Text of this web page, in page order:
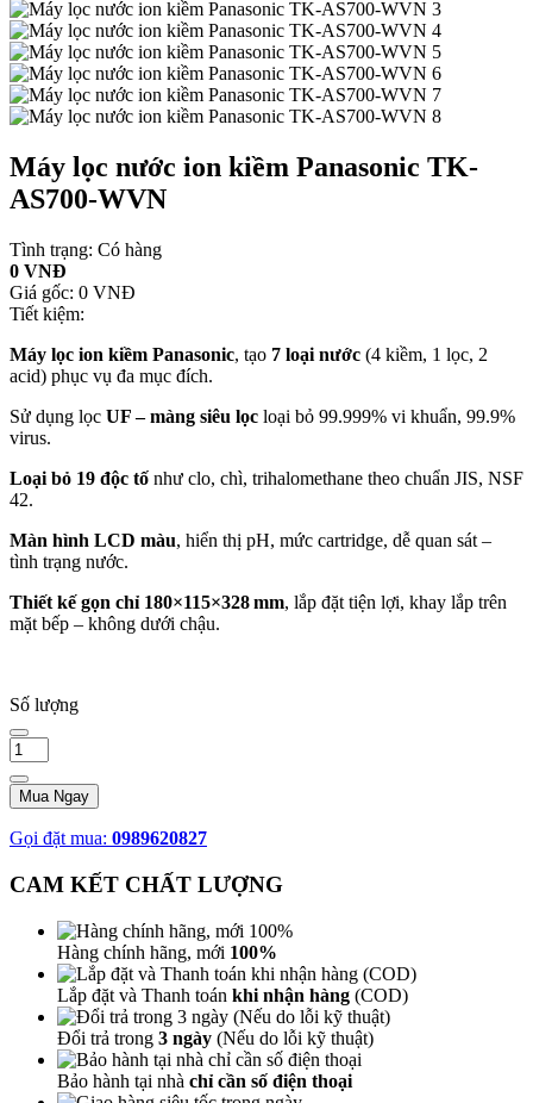
Máy lọc nước ion kiềm Panasonic TK-
AS700-WVN
Tình trạng: Có hàng
0 VNĐ
Giá gốc: 0 VNĐ
Tiết kiệm:
Máy lọc ion kiềm Panasonic, tạo 7 loại nước (4 kiềm, 1 lọc, 2
acid) phục vụ đa mục đích.
Sử dụng lọc UF – màng siêu lọc loại bỏ 99.999% vi khuẩn, 99.9%
virus.
Loại bỏ 19 độc tố như clo, chì, trihalomethane theo chuẩn JIS, NSF
42.
Màn hình LCD màu, hiển thị pH, mức cartridge, dễ quan sát –
tình trạng nước.
Thiết kế gọn chỉ 180×115×328 mm, lắp đặt tiện lợi, khay lắp trên
mặt bếp – không dưới chậu.
Số lượng
Mua Ngay
Gọi đặt mua: 0989620827
CAM KẾT CHẤT LƯỢNG
Hàng chính hãng, mới 100%
Lắp đặt và Thanh toán khi nhận hàng (COD)
Đổi trả trong 3 ngày (Nếu do lỗi kỹ thuật)
Bảo hành tại nhà chỉ cần số điện thoại